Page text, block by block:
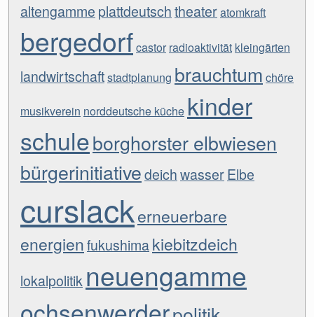
altengamme plattdeutschtheateratomkraft
bergedorfcastor radioaktivität kleingärten
landwirtschaftstadtplanung brauchtum chöre
musikverein norddeutsche küche kinder
schuleborghorster elbwiesen
bürgerinitiativedeichwasserElbe
curslackerneuerbare
energienfukushimakiebitzdeich
lokalpolitik neuengamme